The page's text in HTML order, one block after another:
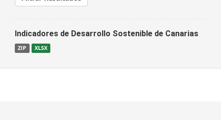
Indicadores de Desarrollo Sostenible de Canarias
ZIP XLSX